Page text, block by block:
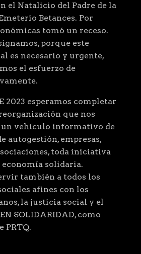
el Natalicio del Padre de la
Betances. Por
tomó un receso.
porque este
es necesario y urgente,
el esfuerzo de
2023 esperamos completar
que nos
vehículo informativo de
autogestión, empresas,
toda iniciativa
solidaria.
también a todos los
afines con los
la justicia social y el
SOLIDARIDAD, como
PRTQ.